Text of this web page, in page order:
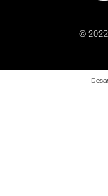
©